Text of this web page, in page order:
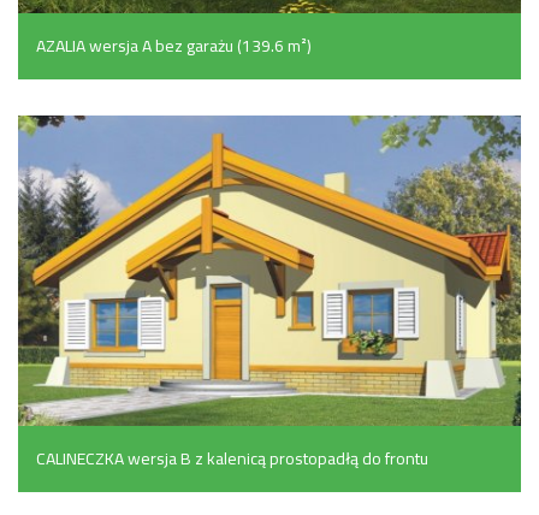
AZALIA wersja A bez garażu (139.6 m²)
CALINECZKA wersja B z kalenicą prostopadłą do frontu
(136 m²)